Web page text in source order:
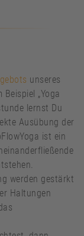
unseres
„Yoga
lernst Du
Ausübung der
ist ein
werden gestärkt
Haltungen